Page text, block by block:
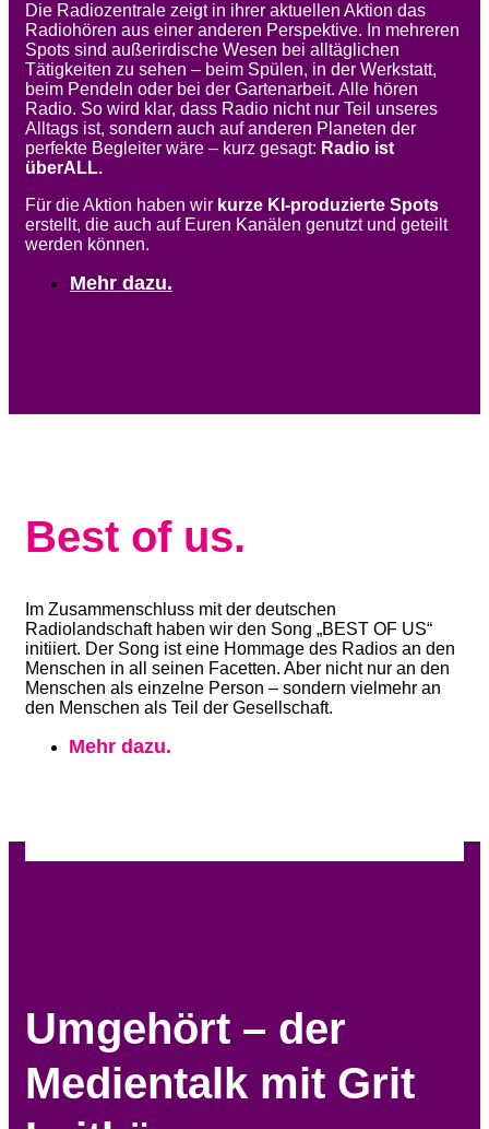
Die Radiozentrale zeigt in ihrer aktuellen Aktion das
Radiohören aus einer anderen Perspektive. In mehreren
Spots sind außerirdische Wesen bei alltäglichen
Tätigkeiten zu sehen – beim Spülen, in der Werkstatt,
beim Pendeln oder bei der Gartenarbeit. Alle hören
Radio. So wird klar, dass Radio nicht nur Teil unseres
Alltags ist, sondern auch auf anderen Planeten der
perfekte Begleiter wäre – kurz gesagt: Radio ist
überALL.
Für die Aktion haben wir kurze KI-produzierte Spots
erstellt, die auch auf Euren Kanälen genutzt und geteilt
werden können.
Mehr dazu.
Best of us.
Im Zusammenschluss mit der deutschen
Radiolandschaft haben wir den Song „BEST OF US“
initiiert. Der Song ist eine Hommage des Radios an den
Menschen in all seinen Facetten. Aber nicht nur an den
Menschen als einzelne Person – sondern vielmehr an
den Menschen als Teil der Gesellschaft.
Mehr dazu.
Umgehört – der
Medientalk mit Grit